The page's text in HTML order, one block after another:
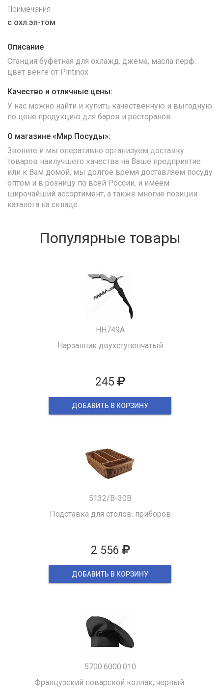
Примечания
с охл.эл-том
Описание
Станция буфетная для охлажд. джема, масла перф.
цвет венге от Pintinox
Качество и отличные цены:
У нас можно найти и купить качественную и выгодную
по цене продукцию для баров и ресторанов.
О магазине «Мир Посуды»:
Звоните и мы оперативно организуем доставку
товаров наилучшего качества на Ваше предприятие
или к Вам домой, мы долгое время доставляем посуду
оптом и в розницу по всей России, и имеем
широчайший ассортимент, а также многие позиции
каталога на складе.
Популярные товары
HH749A
Нарзанник двухступенчатый
245
ДОБАВИТЬ В КОРЗИНУ
5132/B-30B
Подставка для столов. приборов
2 556
ДОБАВИТЬ В КОРЗИНУ
5700.6000.010
Французский поварской колпак, черный.